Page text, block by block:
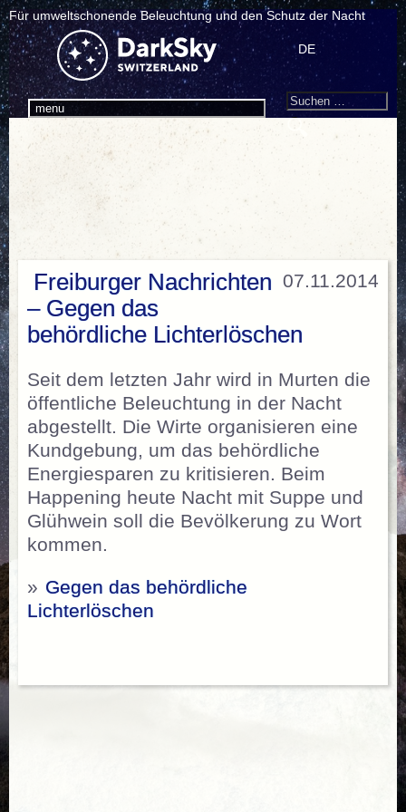
Für umweltschonende Beleuchtung und den Schutz der Nacht
menu
DE
Search
Suchen
07.11.2014
Freiburger Nachrichten
– Gegen das
behördliche Lichterlöschen
Seit dem letzten Jahr wird in Murten die
öffentliche Beleuchtung in der Nacht
abgestellt. Die Wirte organisieren eine
Kundgebung, um das behördliche
Energiesparen zu kritisieren. Beim
Happening heute Nacht mit Suppe und
Glühwein soll die Bevölkerung zu Wort
kommen.
» Gegen das behördliche
Lichterlöschen